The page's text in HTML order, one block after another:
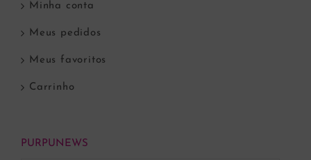
Minha conta
Meus pedidos
Meus favoritos
Carrinho
PURPUNEWS